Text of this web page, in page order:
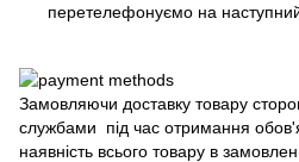
перетелефонуємо на
Замовляючи доставку товару
службами під час отримання
наявність всього товару в